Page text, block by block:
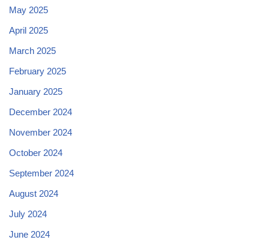
May 2025
April 2025
March 2025
February 2025
January 2025
December 2024
November 2024
October 2024
September 2024
August 2024
July 2024
June 2024